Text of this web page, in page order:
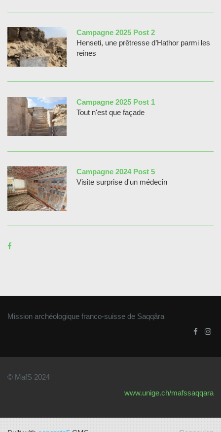
Campagne 2025 Post 2
Henseti, une prêtresse d’Hathor parmi les
reines
Campagne 2025 Post 1
Tout n'est que façade
Campagne 2024 Post 5
Visite surprise d'un médecin
Mission archéologique franco-suisse de Saqqâra
©️ MafS 2024
www.unige.ch/mafssaqqara